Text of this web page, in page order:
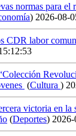
normas para el
) 2026-08-
CDR labor
(Cultura )
victoria en la
(Deportes)